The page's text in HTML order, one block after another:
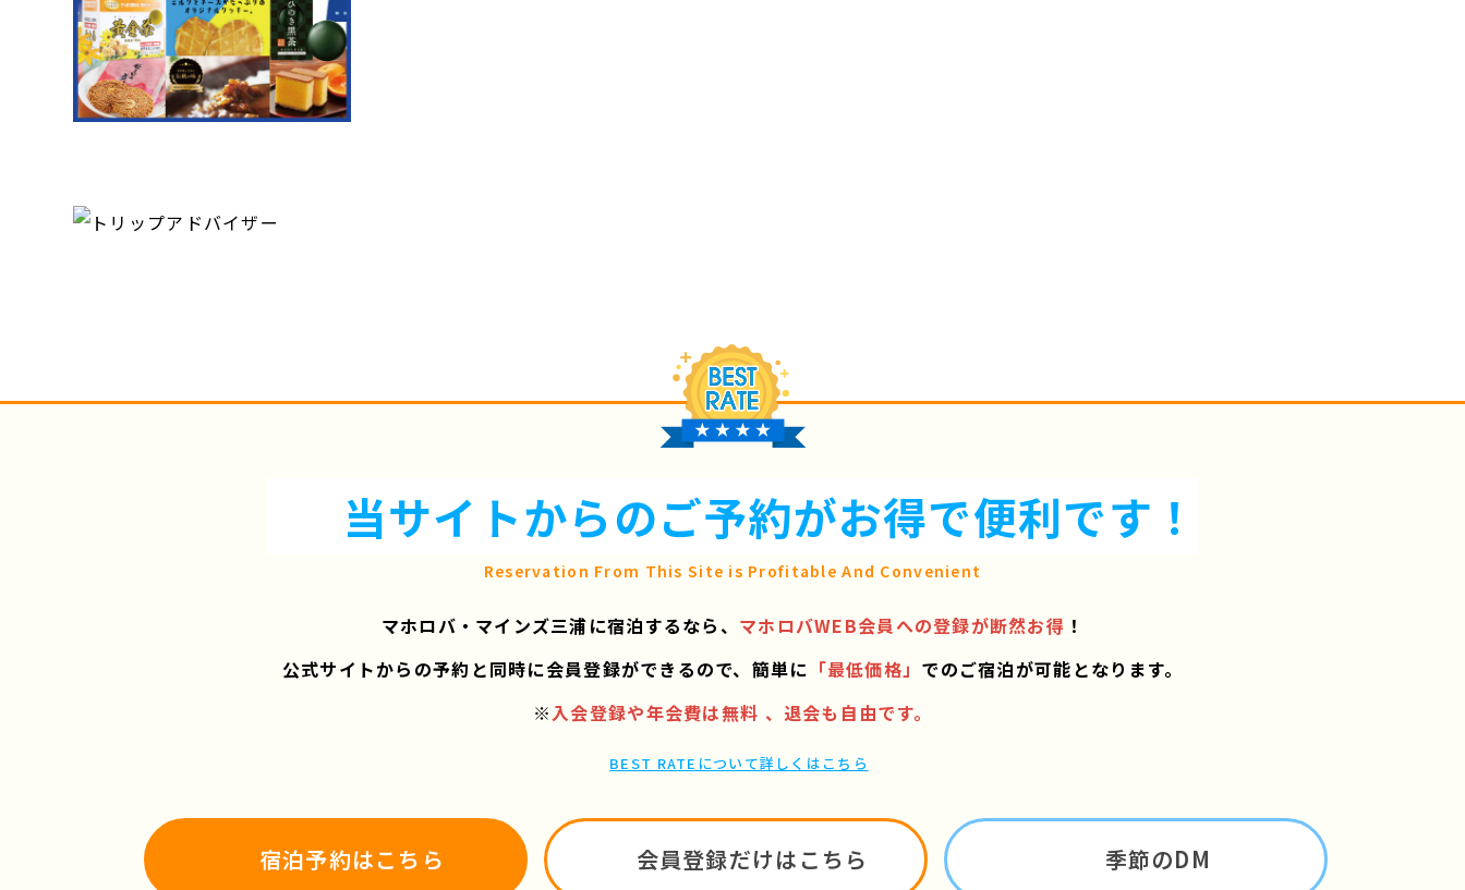
当サイトからのご予約がお得で便利です！
Reservation From This Site is Profitable And Convenient
マホロバ・マインズ三浦に宿泊するなら、 マホロバWEB会員への登録が断然お得 ！
公式サイトからの予約と同時に会員登録ができるので、 簡単に 「最低価格」 でのご宿泊が可能となります。
※入会登録や年会費は無料 、退会も自由です。
BEST RATEについて詳しくはこちら
宿泊予約はこちら 会員登録だけはこちら 季節のDM